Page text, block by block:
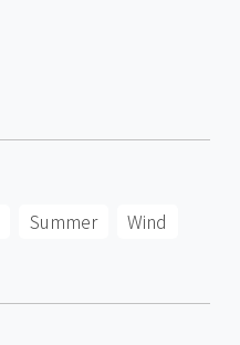
Summer
Wind